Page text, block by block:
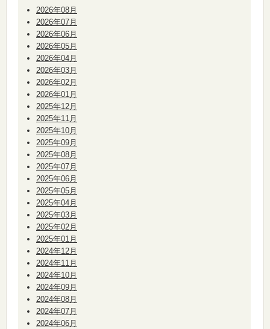
2026年08月
2026年07月
2026年06月
2026年05月
2026年04月
2026年03月
2026年02月
2026年01月
2025年12月
2025年11月
2025年10月
2025年09月
2025年08月
2025年07月
2025年06月
2025年05月
2025年04月
2025年03月
2025年02月
2025年01月
2024年12月
2024年11月
2024年10月
2024年09月
2024年08月
2024年07月
2024年06月